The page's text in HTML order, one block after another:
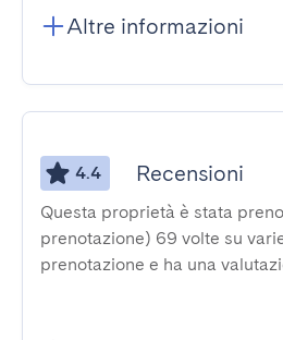
Altre informazioni
4.4 Recensioni
Questa proprietà è stata
prenotazione) 69 volte su
prenotazione e ha una